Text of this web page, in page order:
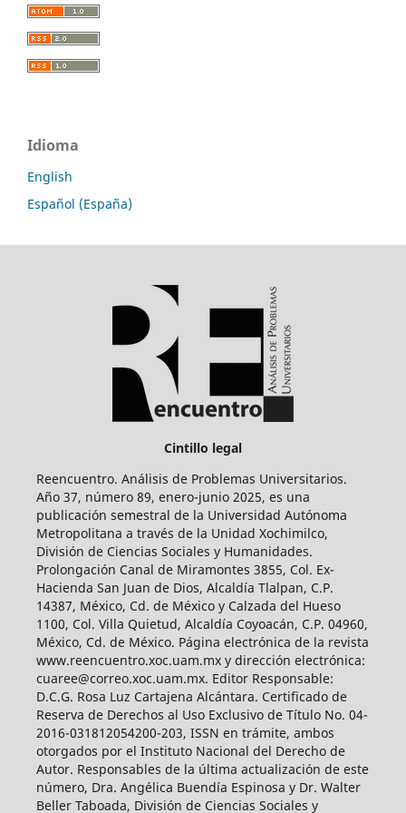
Idioma
English
Español (España)
Cintillo legal
Reencuentro. Análisis de Problemas Universitarios.
Año 37, número 89, enero-junio 2025, es una
publicación semestral de la Universidad Autónoma
Metropolitana a través de la Unidad Xochimilco,
División de Ciencias Sociales y Humanidades.
Prolongación Canal de Miramontes 3855, Col. Ex-
Hacienda San Juan de Dios, Alcaldía Tlalpan, C.P.
14387, México, Cd. de México y Calzada del Hueso
1100, Col. Villa Quietud, Alcaldía Coyoacán, C.P. 04960,
México, Cd. de México. Página electrónica de la revista
www.reencuentro.xoc.uam.mx y dirección electrónica:
cuaree@correo.xoc.uam.mx. Editor Responsable:
D.C.G. Rosa Luz Cartajena Alcántara. Certificado de
Reserva de Derechos al Uso Exclusivo de Título No. 04-
2016-031812054200-203, ISSN en trámite, ambos
otorgados por el Instituto Nacional del Derecho de
Autor. Responsables de la última actualización de este
número, Dra. Angélica Buendía Espinosa y Dr. Walter
Beller Taboada, División de Ciencias Sociales y